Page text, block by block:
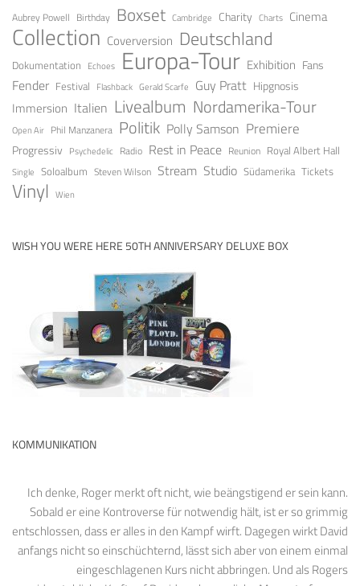
Aubrey Powell Birthday Boxset Cambridge Charity Charts Cinema
Collection Coverversion Deutschland
Dokumentation Echoes Europa-Tour Exhibition Fans
Fender Festival Flashback Gerald Scarfe Guy Pratt Hipgnosis
Immersion Italien Livealbum Nordamerika-Tour
Open Air Phil Manzanera Politik Polly Samson Premiere
Progressiv Psychedelic Radio Rest in Peace Reunion Royal Albert Hall
Single Soloalbum Steven Wilson Stream Studio Südamerika Tickets
Vinyl Wien
WISH YOU WERE HERE 50TH ANNIVERSARY DELUXE BOX
KOMMUNIKATION
Ich denke, Roger merkt oft nicht, wie beängstigend er sein kann.
Sobald er eine Kontroverse für notwendig hält, ist er so grimmig
entschlossen, dass er alles in den Kampf wirft. Dagegen wirkt David
anfangs nicht so einschüchternd, lässt sich aber von einem einmal
eingeschlagenen Kurs nicht abbringen. Und als Rogers